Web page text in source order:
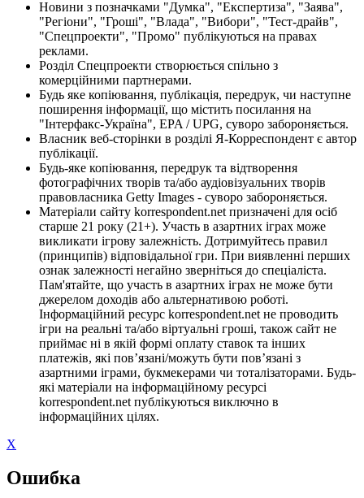
Новини з позначками "Думка", "Експертиза", "Заява",
"Регіони", "Гроші", "Влада", "Вибори", "Тест-драйв",
"Спецпроекти", "Промо" публікуються на правах
реклами.
Розділ Спецпроекти створюється спільно з
комерційними партнерами.
Будь яке копіювання, публікація, передрук, чи наступне
поширення інформації, що містить посилання на
"Інтерфакс-Україна", EPA / UPG, суворо забороняється.
Власник веб-сторінки в розділі Я-Корреспондент є автор
публікації.
Будь-яке копіювання, передрук та відтворення
фотографічних творів та/або аудіовізуальних творів
правовласника Getty Images - суворо забороняється.
Матеріали сайту korrespondent.net призначені для осіб
старше 21 року (21+). Участь в азартних іграх може
викликати ігрову залежність. Дотримуйтесь правил
(принципів) відповідальної гри. При виявленні перших
ознак залежності негайно зверніться до спеціаліста.
Пам'ятайте, що участь в азартних іграх не може бути
джерелом доходів або альтернативою роботі.
Інформаційний ресурс korrespondent.net не проводить
ігри на реальні та/або віртуальні гроші, також сайт не
приймає ні в якій формі оплату ставок та інших
платежів, які пов’язані/можуть бути пов’язані з
азартними іграми, букмекерами чи тоталізаторами. Будь-
які матеріали на інформаційному ресурсі
korrespondent.net публікуються виключно в
інформаційних цілях.
X
Ошибка